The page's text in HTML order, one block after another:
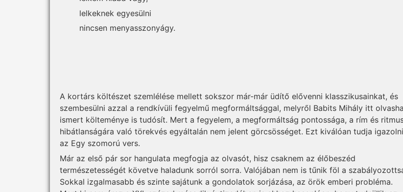
lelkeknek egyesülni
nincsen menyasszonyágy.
A kortárs költészet szemlélése mellett sokszor már-már üdítő elővenni klasszikusainkat, és
szembesülni azzal a rendkívüli fegyelmű megformáltsággal, melyről Babits Mihály itt
ismert költeménye is tudósít. Mert a fegyelem, a megformáltság pontossága, a rím és
hibátlanságára való törekvés egyáltalán nem jelent görcsösséget. Ezt kiválóan tudja igazolni
az Egy szomorú vers.
Már az első pár sor hangulata megfogja az olvasót, hisz csaknem az élőbeszéd
természetességét követve haladunk sorról sorra. Valójában nem is tűnik föl a
Sokkal izgalmasabb és szinte sajátunk a gondolatok sorjázása, az örök emberi probléma.